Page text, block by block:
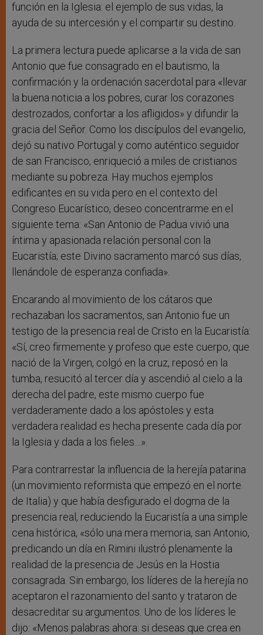
función en la Iglesia: el ejemplo de sus vidas, la
ayuda de su intercesión y el compartir su destino.
La primera lectura puede aplicarse a la vida de san
Antonio que fue consagrado en el bautismo, la
confirmación y la ordenación sacerdotal para «llevar
la buena noticia a los pobres, curar los corazones
destrozados, confortar a los afligidos» y difundir la
gracia del Señor. Como los discípulos del evangelio,
dejó su nativo Portugal y como auténtico seguidor
de san Francisco, enriqueció a miles de cristianos
mediante su pobreza. Hay muchos ejemplos
edificantes en su vida pero en el contexto del
Congreso Eucarístico, deseo concentrarme en el
siguiente tema: «San Antonio de Padua vivió una
íntima y apasionada relación personal con la
Eucaristía; este Divino sacramento marcó sus días,
llenándole de esperanza confiada».
Encarando al movimiento de los cátaros que
rechazaban los sacramentos, san Antonio fue un
testigo de la presencia real de Cristo en la Eucaristía:
«Sí, creo firmemente y profeso que este cuerpo, que
nació de la Virgen, colgó en la cruz, reposó en la
tumba, resucitó al tercer día y ascendió al cielo a la
derecha del padre, este mismo cuerpo fue
verdaderamente dado a los apóstoles y esta
verdadera realidad es hecha presente cada día por
la Iglesia y dada a los fieles…».
Para contrarrestar la influencia de la herejía patarina
(un movimiento reformista que empezó en el norte
de Italia) y que había desfigurado el dogma de la
presencia real, reduciendo la Eucaristía a una simple
cena histórica, «sólo una mera memoria, san Antonio,
predicando un día en Rimini ilustró plenamente la
realidad de la presencia de Jesús en la Hostia
consagrada. Sin embargo, los líderes de la herejía no
aceptaron el razonamiento del santo y trataron de
desacreditar su argumentos. Uno de los líderes le
dijo: «Menos palabras ahora: si deseas que crea en